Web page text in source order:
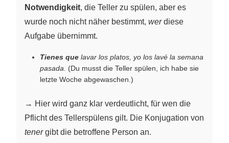
Notwendigkeit, die Teller zu spülen, aber es
wurde noch nicht näher bestimmt, werdiese
Aufgabe übernimmt.
Tienes que lavar los platos, yo los lavé la semana
pasada.
(Du musst die Teller spülen, ich habe sie
letzte Woche abgewaschen.)
→ Hier wird ganz klar verdeutlicht, für wen die
Pflicht des Tellerspülens gilt. Die Konjugation von
tenergibt die betroffene Person an.